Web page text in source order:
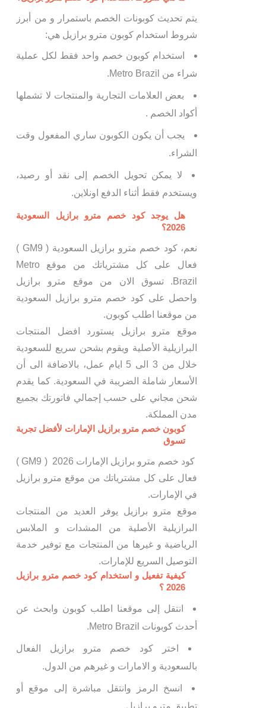
يتم تحديث كوبونات الخصم باستمرار و من أبرز
شروط استخدام كوبون مترو برازيل هي:
استخدام كوبون خصم واحد فقط لكل عملية
شراء من Metro Brazil.
بعض العلامات التجارية والمنتجات لا تشملها
أكواد الخصم .
يجب أن يكون الكوبون ساري المفعول وقت
الشراء.
لا يمكن تحويل الخصم إلى نقد أو رصيد،
ويستخدم فقط أثناء الدفع اونلاين.
هل يوجد كود خصم مترو برازيل السعودية
2026؟
نعم، كود خصم مترو برازيل السعودية ( GM9 )
فعال على كل مشترياتك من موقع Metro
Brazil. تسوق الان من موقع مترو برازيل
واحصل على كود خصم مترو برازيل السعودية
من موقعنا اطلب كوبون.
موقع مترو برازيل يستورد افضل المنتجات
البرازيلية الأصلية ويقوم بشحن سريع للسعودية
خلال من 3 الى 5 ايام عمل، بالاضافة الى أن
الأسعار شاملة الضريبة في السعودية. كما يقدم
شحن مجاني على حسب إجمالي فاتورتك بجميع
مدن المملكة.
كوبون خصم مترو برازيل الإمارات لأفضل تجربة
تسوق
كود خصم مترو برازيل الإمارات 2026 ( GM9 )
فعال على كل مشترياتك من موقع مترو برازيل
في الإمارات.
موقع مترو برازيل يوفر العديد من المنتجات
البرازيلية الأصلية من المشدات و الملابس
الرياضية و غيرها من المنتجات مع توفير خدمة
التوصيل السريع للإمارات.
كيفية تفعيل و استخدام كود خصم مترو برازيل
2026 ؟
انتقل إلى موقعنا اطلب كوبون وابحث عن
أحدث كوبونات Metro Brazil.
اختر كود خصم مترو برازيل الفعال
بالسعودية و الامارات و غيرهم من الدول.
انسخ الرمز وانتقل مباشرة إلى موقع أو
تطبيق مترو برازيل.